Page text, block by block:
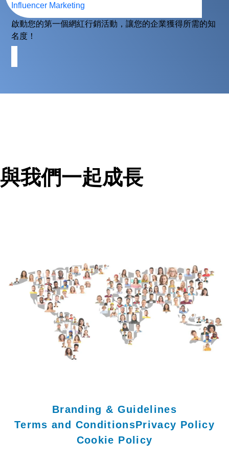
Influencer Marketing
啟動您的第一個網紅行銷活動，讓您的企業獲得所需的知
名度！
與我們一起成長
Branding & Guidelines
Terms and ConditionsPrivacy Policy
Cookie Policy